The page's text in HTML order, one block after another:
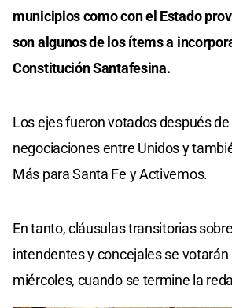
municipios como con el Estado
son algunos de los ítems a
Constitución Santafesina.
Los ejes fueron votados después
negociaciones entre Unidos y
Más para Santa Fe y Activemos.
En tanto, cláusulas transitorias
intendentes y concejales se votarán
miércoles, cuando se termine la